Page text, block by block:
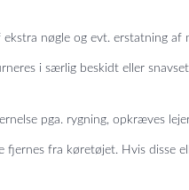
nøgle og evt. erstatning af
i særlig beskidt eller
pga. rygning, opkræves
fra køretøjet. Hvis disse